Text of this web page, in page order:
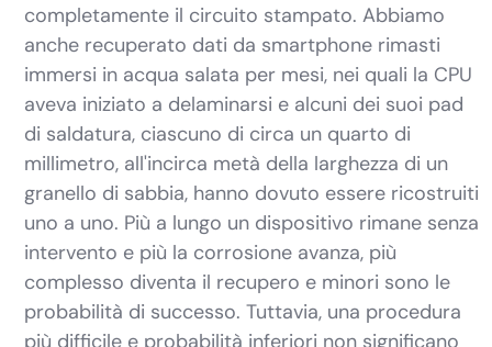
completamente il circuito stampato. Abbiamo
anche recuperato dati da smartphone rimasti
immersi in acqua salata per mesi, nei quali la CPU
aveva iniziato a delaminarsi e alcuni dei suoi pad
di saldatura, ciascuno di circa un quarto di
millimetro, all'incirca metà della larghezza di un
granello di sabbia, hanno dovuto essere ricostruiti
uno a uno. Più a lungo un dispositivo rimane senza
intervento e più la corrosione avanza, più
complesso diventa il recupero e minori sono le
probabilità di successo. Tuttavia, una procedura
più difficile e probabilità inferiori non significano